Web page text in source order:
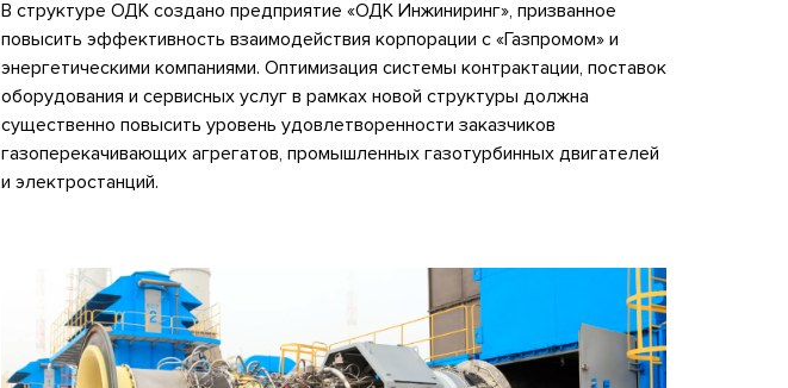
В структуре ОДК создано предприятие «ОДК Инжиниринг», призванное
повысить эффективность взаимодействия корпорации с «Газпромом» и
энергетическими компаниями. Оптимизация системы контрактации, поставок
оборудования и сервисных услуг в рамках новой структуры должна
существенно повысить уровень удовлетворенности заказчиков
газоперекачивающих агрегатов, промышленных газотурбинных двигателей
и электростанций.